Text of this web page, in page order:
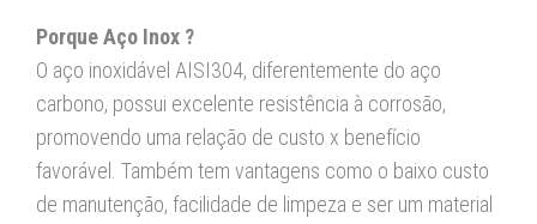
Porque Aço Inox ?
O aço inoxidável AISI304, diferentemente do aço
carbono, possui excelente resistência à corrosão,
promovendo uma relação de custo x benefício
favorável. Também tem vantagens como o baixo custo
de manutenção, facilidade de limpeza e ser um material